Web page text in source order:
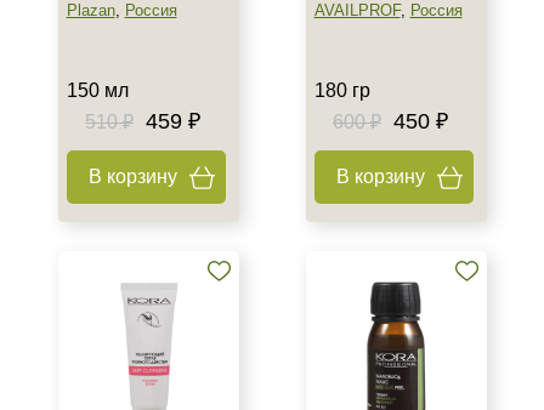
Мыло
Показать еще
Тип пилинга
Гликолевый
Домашняя
Профессиональная
Plazan, Россия
150 мл
510 ₽ 459 ₽
В корзину
AVAILPROF, Россия
180 гр
600 ₽ 450 ₽
В корзину